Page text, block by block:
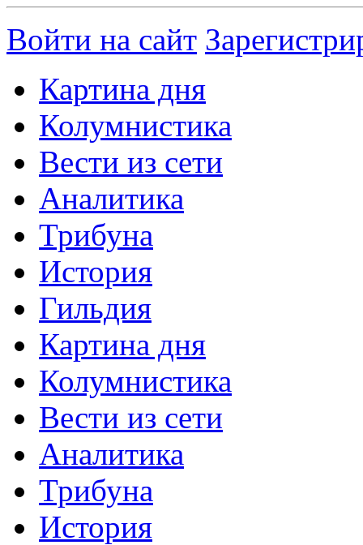
Войти на сайт
Картина дня
Колумнистика
Вести из сети
Аналитика
Трибуна
История
Гильдия
Картина дня
Колумнистика
Вести из сети
Аналитика
Трибуна
История